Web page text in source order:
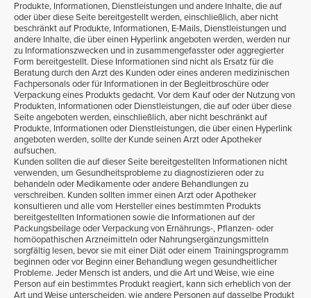
Produkte, Informationen, Dienstleistungen und andere Inhalte, die auf
oder über diese Seite bereitgestellt werden, einschließlich, aber nicht
beschränkt auf Produkte, Informationen, E-Mails, Dienstleistungen und
andere Inhalte, die über einen Hyperlink angeboten werden, werden nur
zu Informationszwecken und in zusammengefasster oder aggregierter
Form bereitgestellt. Diese Informationen sind nicht als Ersatz für die
Beratung durch den Arzt des Kunden oder eines anderen medizinischen
Fachpersonals oder für Informationen in der Begleitbroschüre oder
Verpackung eines Produkts gedacht. Vor dem Kauf oder der Nutzung von
Produkten, Informationen oder Dienstleistungen, die auf oder über diese
Seite angeboten werden, einschließlich, aber nicht beschränkt auf
Produkte, Informationen oder Dienstleistungen, die über einen Hyperlink
angeboten werden, sollte der Kunde seinen Arzt oder Apotheker
aufsuchen.
Kunden sollten die auf dieser Seite bereitgestellten Informationen nicht
verwenden, um Gesundheitsprobleme zu diagnostizieren oder zu
behandeln oder Medikamente oder andere Behandlungen zu
verschreiben. Kunden sollten immer einen Arzt oder Apotheker
konsultieren und alle vom Hersteller eines bestimmten Produkts
bereitgestellten Informationen sowie die Informationen auf der
Packungsbeilage oder Verpackung von Ernährungs-, Pflanzen- oder
homöopathischen Arzneimitteln oder Nahrungsergänzungsmitteln
sorgfältig lesen, bevor sie mit einer Diät oder einem Trainingsprogramm
beginnen oder vor Beginn einer Behandlung wegen gesundheitlicher
Probleme. Jeder Mensch ist anders, und die Art und Weise, wie eine
Person auf ein bestimmtes Produkt reagiert, kann sich erheblich von der
Art und Weise unterscheiden, wie andere Personen auf dasselbe Produkt